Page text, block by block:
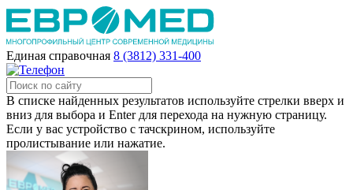
Единая справочная 8 (3812) 331-400
В списке найденных результатов используйте стрелки вверх и
вниз для выбора и Enter для перехода на нужную страницу.
Если у вас устройство с тачскрином, используйте
пролистывание или нажатие.